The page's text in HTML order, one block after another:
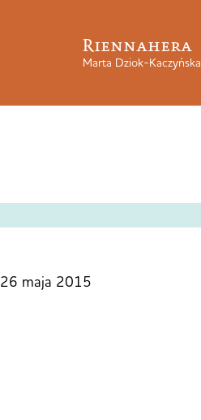
Riennahera
Marta Dziok-Kaczyńska
26 maja 2015